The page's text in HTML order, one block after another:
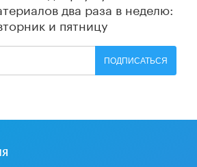
два раза в неделю:
и пятницу
ПОДПИСАТЬСЯ